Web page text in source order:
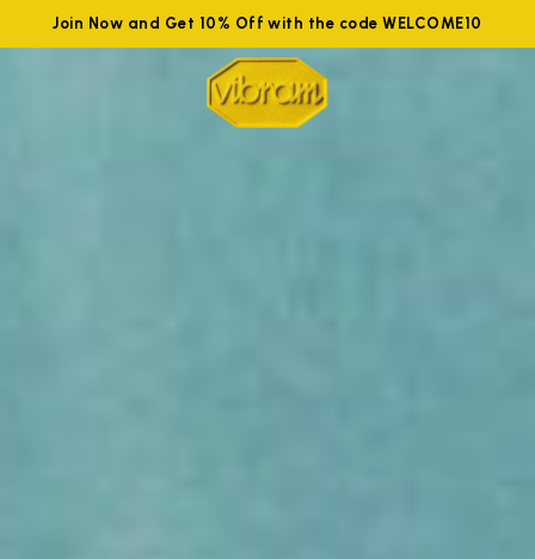
Join Now and Get 10% Off with the code WELCOME10